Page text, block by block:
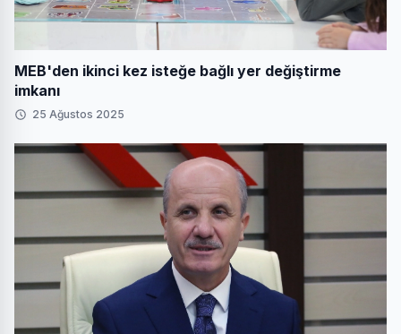
MEB'den ikinci kez isteğe bağlı yer değiştirme
imkanı
25 Ağustos 2025